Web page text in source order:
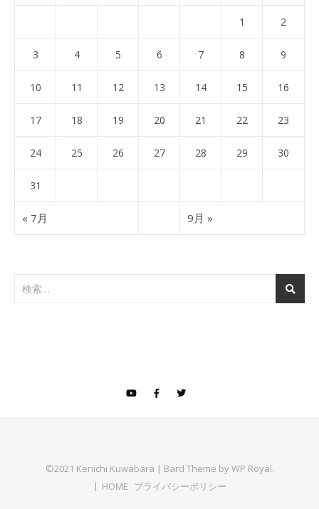
1 2
3 4 5 6 7 8 9
10 11 12 13 14 15 16
17 18 19 20 21 22 23
24 25 26 27 28 29 30
31
« 7月 9月 »
©2021 Kenichi Kuwabara | Bard Theme byWP Royal.
HOME プライバシーポリシー